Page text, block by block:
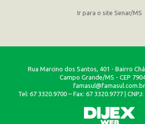
Ir para o site Senar/MS
Rua Marcino dos Santos, 401 - Bairro
Campo Grande/MS - CEP
famasul@famasul.com.br
Tel: 67 3320.9700 – Fax: 67 3320.9777 |